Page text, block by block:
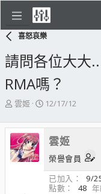
喜怒哀樂
請問各位大大
RMA嗎？
主
發
起
人
雲姬
開
日
期
12/17/12
雲姬
榮譽會員
已加入
9/
點數
48